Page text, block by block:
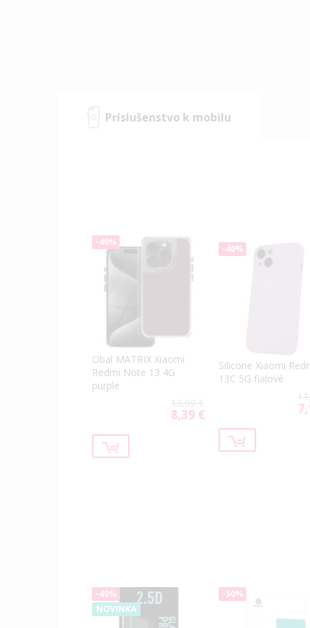
Príslušenstvo k mobilu
-40%
Obal MATRIX Xiaomi
Redmi Note 13 4G
purple
13,99 €
Special
8,39 €
-40%
Silicone Xiaomi
13C 5G fialové
-40%
NOVINKA
-50%